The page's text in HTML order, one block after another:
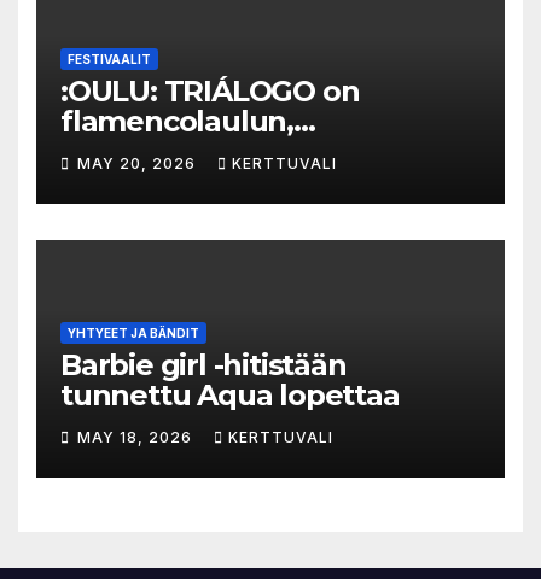
FESTIVAALIT
:OULU: TRIÁLOGO on
flamencolaulun,
elektronisen musiikin ja
hylätyn tilan välinen trialogi
MAY 20, 2026 KERTTUVALI
YHTYEET JA BÄNDIT
Barbie girl -hitistään
tunnettu Aqua lopettaa
MAY 18, 2026 KERTTUVALI